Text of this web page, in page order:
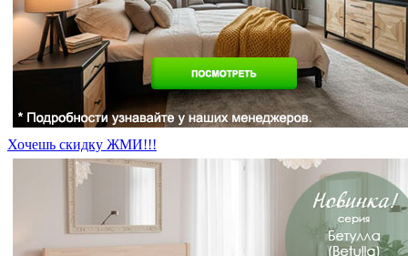
Хочешь скидку ЖМИ!!!